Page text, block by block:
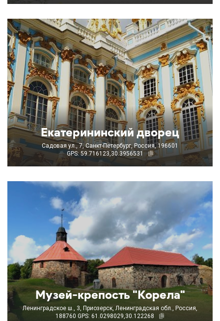
Екатерининский дворец
Садовая ул., 7, Санкт-Петербург, Россия, 196601
GPS: 59.716123,30.3956531
Музей-крепость "Корела"
Ленинградское ш., 3, Приозерск, Ленинградская обл., Россия,
188760 GPS: 61.0298029,30.122268